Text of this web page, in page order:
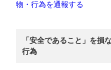
物・行為を通報する
「安全であること」を損
行為